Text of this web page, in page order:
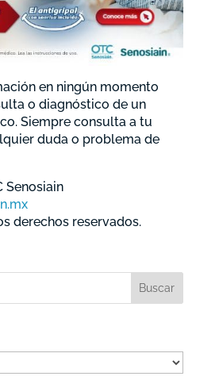
en ningún momento
o diagnóstico de un
Siempre consulta a tu
duda o problema de
Senosiain
derechos reservados.